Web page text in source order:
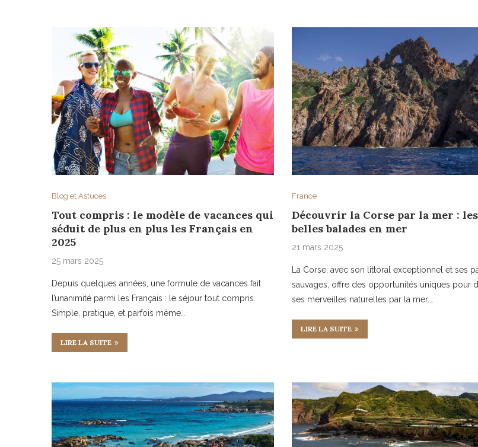
Blog et Astuces
Tout compris : le modèle de vacances qui
séduit de plus en plus les Français en
2025
25 mars 2025
Depuis quelques années, une formule de vacances fait
l’unanimité parmi les Français : le séjour tout compris.
Simple, pratique, et parfois même…
LIRE LA SUITE
France
Découvrir la Corse par la mer :
belles balades en mer
21 mars 2025
La Corse, avec son littoral exceptionnel et ses
sauvages, offre des opportunités uniques pour
ses merveilles naturelles par la mer.…
LIRE LA SUITE